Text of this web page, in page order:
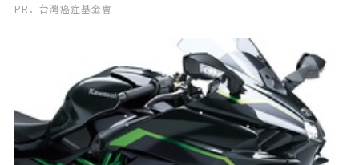
PR．台灣癌症基金會